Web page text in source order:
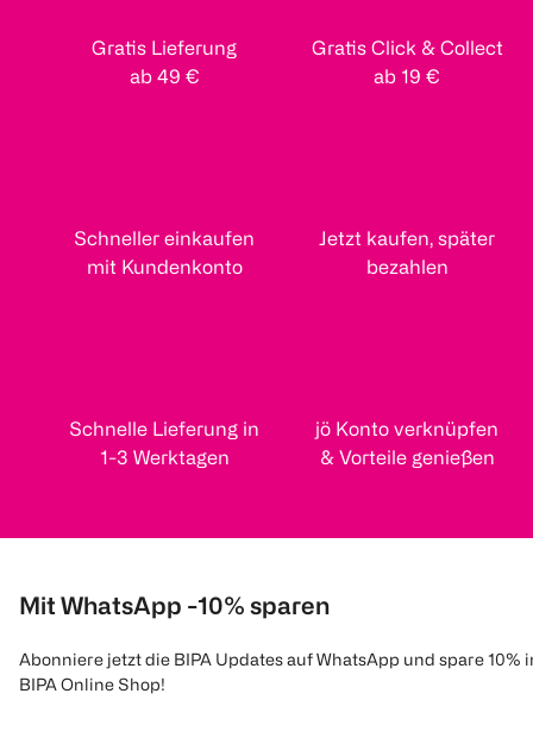
Gratis Lieferung
ab 49 €
Gratis Click & Collect
ab 19 €
Schneller einkaufen
mit Kundenkonto
Jetzt kaufen, später
bezahlen
Schnelle Lieferung in
1-3 Werktagen
jö Konto verknüpfen
& Vorteile genießen
Mit WhatsApp -10% sparen
Abonniere jetzt die BIPA Updates auf WhatsApp und spare 10%
BIPA Online Shop!